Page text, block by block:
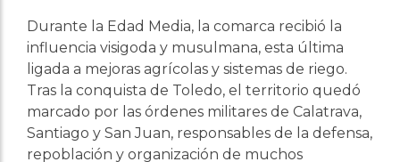
Durante la Edad Media, la comarca recibió la
influencia visigoda y musulmana, esta última
ligada a mejoras agrícolas y sistemas de riego.
Tras la conquista de Toledo, el territorio quedó
marcado por las órdenes militares de Calatrava,
Santiago y San Juan, responsables de la defensa,
repoblación y organización de muchos